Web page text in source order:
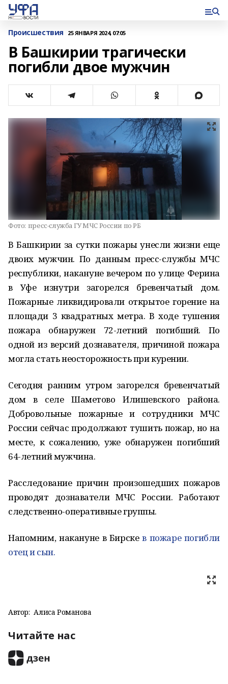
Происшествия 25 ЯНВАРЯ 2024, 07:05
В Башкирии трагически
погибли двое мужчин
Фото: пресс-служба ГУ МЧС России по РБ
В Башкирии за сутки пожары унесли жизни еще
двоих мужчин. По данным пресс-службы МЧС
республики, накануне вечером по улице Ферина
в Уфе изнутри загорелся бревенчатый дом.
Пожарные ликвидировали открытое горение на
площади 3 квадратных метра. В ходе тушения
пожара обнаружен 72-летний погибший. По
одной из версий дознавателя, причиной пожара
могла стать неосторожность при курении.
Сегодня ранним утром загорелся бревенчатый
дом в селе Шаметово Илишевского района.
Добровольные пожарные и сотрудники МЧС
России сейчас продолжают тушить пожар, но на
месте, к сожалению, уже обнаружен погибший
64-летний мужчина.
Расследование причин произошедших пожаров
проводят дознаватели МЧС России. Работают
следственно-оперативные группы.
Напомним, накануне в Бирскев пожаре погибли
отец и сын.
Автор: Алиса Романова
Читайте нас